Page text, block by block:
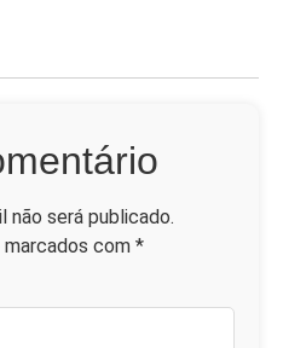
não será publicado.
com *